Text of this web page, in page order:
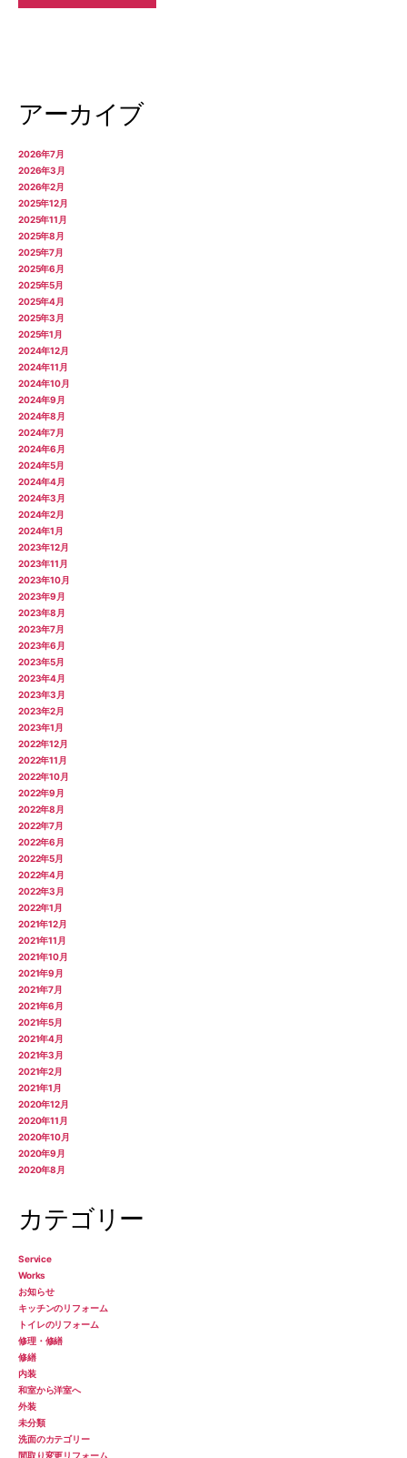
アーカイブ
2026年7月
2026年3月
2026年2月
2025年12月
2025年11月
2025年8月
2025年7月
2025年6月
2025年5月
2025年4月
2025年3月
2025年1月
2024年12月
2024年11月
2024年10月
2024年9月
2024年8月
2024年7月
2024年6月
2024年5月
2024年4月
2024年3月
2024年2月
2024年1月
2023年12月
2023年11月
2023年10月
2023年9月
2023年8月
2023年7月
2023年6月
2023年5月
2023年4月
2023年3月
2023年2月
2023年1月
2022年12月
2022年11月
2022年10月
2022年9月
2022年8月
2022年7月
2022年6月
2022年5月
2022年4月
2022年3月
2022年1月
2021年12月
2021年11月
2021年10月
2021年9月
2021年7月
2021年6月
2021年5月
2021年4月
2021年3月
2021年2月
2021年1月
2020年12月
2020年11月
2020年10月
2020年9月
2020年8月
カテゴリー
Service
Works
お知らせ
キッチンのリフォーム
トイレのリフォーム
修理・修繕
修繕
内装
和室から洋室へ
外装
未分類
洗面のカテゴリー
間取り変更リフォーム